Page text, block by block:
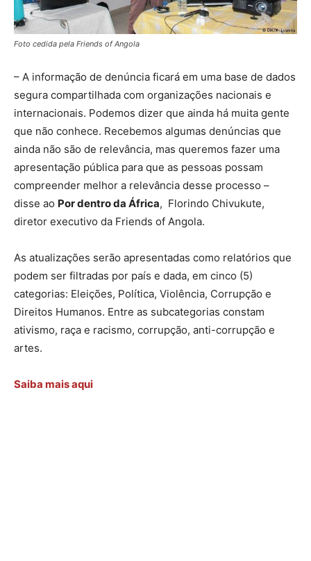
Foto cedida pela Friends of Angola
– A informação de denúncia ficará em uma base de dados
segura compartilhada com organizações nacionais e
internacionais. Podemos dizer que ainda há muita gente
que não conhece. Recebemos algumas denúncias que
ainda não são de relevância, mas queremos fazer uma
apresentação pública para que as pessoas possam
compreender melhor a relevância desse processo –
disse ao Por dentro da África, Florindo Chivukute,
diretor executivo da Friends of Angola.
As atualizações serão apresentadas como relatórios que
podem ser filtradas por país e dada, em cinco (5)
categorias: Eleições, Política, Violência, Corrupção e
Direitos Humanos. Entre as subcategorias constam
ativismo, raça e racismo, corrupção, anti-corrupção e
artes.
Saiba mais aqui